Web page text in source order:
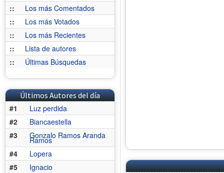
::
Los más Comentados
::
Los más Votados
::
Los más Recientes
::
Lista de autores
::
Últimas Búsquedas
Últimos Autores del día
#1
Luz perdida
#2
Biancaestella
#3
Gonzalo Ramos Aranda
Ramos
#4
Lopera
#5
Ignacio